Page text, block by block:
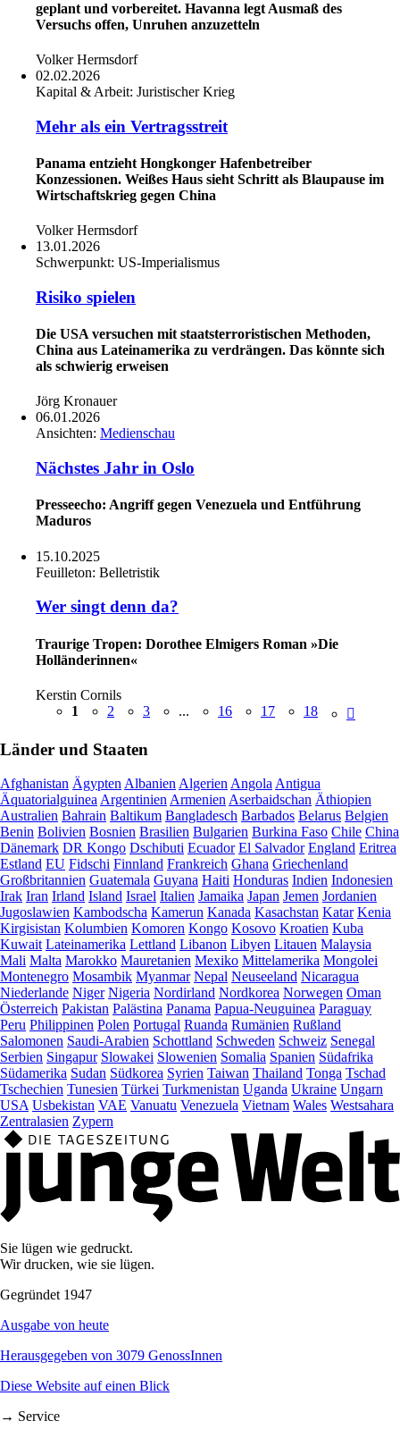
geplant und vorbereitet. Havanna legt Ausmaß des
Versuchs offen, Unruhen anzuzetteln
Volker Hermsdorf
02.02.2026
Kapital & Arbeit: Juristischer Krieg
Mehr als ein Vertragsstreit
Panama entzieht Hongkonger Hafenbetreiber
Konzessionen. Weißes Haus sieht Schritt als Blaupause im
Wirtschaftskrieg gegen China
Volker Hermsdorf
13.01.2026
Schwerpunkt: US-Imperialismus
Risiko spielen
Die USA versuchen mit staatsterroristischen Methoden,
China aus Lateinamerika zu verdrängen. Das könnte sich
als schwierig erweisen
Jörg Kronauer
06.01.2026
Ansichten: Medienschau
Nächstes Jahr in Oslo
Presseecho: Angriff gegen Venezuela und Entführung
Maduros
15.10.2025
Feuilleton: Belletristik
Wer singt denn da?
Traurige Tropen: Dorothee Elmigers Roman »Die
Holländerinnen«
Kerstin Cornils
1
2 3 ... 16 17 18
Länder und Staaten
Afghanistan Ägypten Albanien Algerien Angola Antigua
Äquatorialguinea Argentinien Armenien Aserbaidschan Äthiopien
Australien Bahrain Baltikum Bangladesch Barbados Belarus Belgien
Benin Bolivien Bosnien Brasilien Bulgarien Burkina Faso Chile China
Dänemark DR Kongo Dschibuti Ecuador El Salvador England Eritrea
Estland EU Fidschi Finnland Frankreich Ghana Griechenland
Großbritannien Guatemala Guyana Haiti Honduras Indien Indonesien
Irak Iran Irland Island Israel Italien Jamaika Japan Jemen Jordanien
Jugoslawien Kambodscha Kamerun Kanada Kasachstan Katar Kenia
Kirgisistan Kolumbien Komoren Kongo Kosovo Kroatien Kuba
Kuwait Lateinamerika Lettland Libanon Libyen Litauen Malaysia
Mali Malta Marokko Mauretanien Mexiko Mittelamerika Mongolei
Montenegro Mosambik Myanmar Nepal Neuseeland Nicaragua
Niederlande Niger Nigeria Nordirland Nordkorea Norwegen Oman
Österreich Pakistan Palästina Panama Papua-Neuguinea Paraguay
Peru Philippinen Polen Portugal Ruanda Rumänien Rußland
Salomonen Saudi-Arabien Schottland Schweden Schweiz Senegal
Serbien Singapur Slowakei Slowenien Somalia Spanien Südafrika
Südamerika Sudan Südkorea Syrien Taiwan Thailand Tonga Tschad
Tschechien Tunesien Türkei Turkmenistan Uganda Ukraine Ungarn
USA Usbekistan VAE Vanuatu Venezuela Vietnam Wales Westsahara
Zentralasien Zypern
Sie lügen wie gedruckt.
Wir drucken, wie sie lügen.
Gegründet 1947
Ausgabe von heute
Herausgegeben von 3079 GenossInnen
Diese Website auf einen Blick
→ Service